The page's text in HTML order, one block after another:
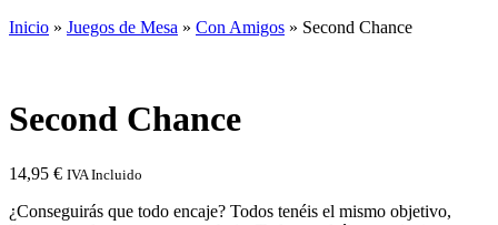
Inicio » Juegos de Mesa » Con Amigos » Second Chance
Second Chance
14,95 € IVA Incluido
¿Conseguirás que todo encaje? Todos tenéis el mismo objetivo,